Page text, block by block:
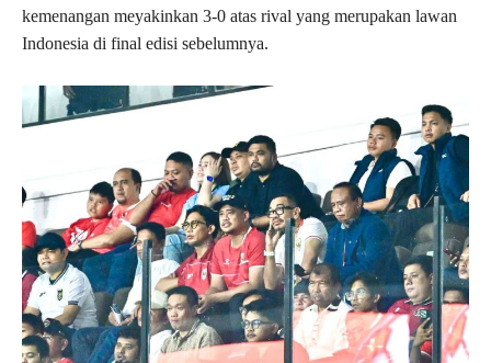
kemenangan meyakinkan 3-0 atas rival yang merupakan lawan
Indonesia di final edisi sebelumnya.